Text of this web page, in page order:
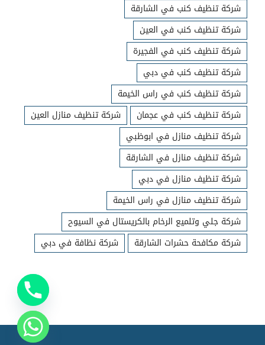
شركة تنظيف كنب في الشارقة
شركة تنظيف كنب في العين
شركة تنظيف كنب في الفجيرة
شركة تنظيف كنب في دبي
شركة تنظيف كنب في راس الخيمة
شركة تنظيف كنب في عجمان
شركة تنظيف منازل العين
شركة تنظيف منازل في ابوظبي
شركة تنظيف منازل في الشارقة
شركة تنظيف منازل في دبي
شركة تنظيف منازل في راس الخيمة
شركة جلي وتلميع الرخام بالكريستال في السيوح
شركة مكافحة حشرات الشارقة
شركة نظافة في دبي